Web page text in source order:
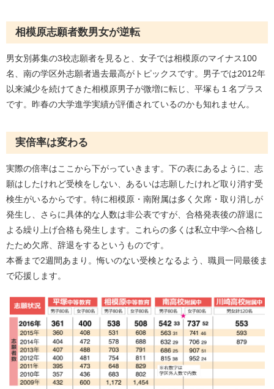
相模原志願者数男女が逆転
男女別募集の3校志願者を見ると、女子では相模原のマイナス100
名、南の学区外志願者過去最高がトピックスです。男子では2012年
以来減少を続けてきた相模原男子が微増に転じ、平塚も１名プラス
です。昨春の大学進学実績が評価されているのかも知れません。
実倍率は変わる
実際の倍率はここから下がっていきます。下の表にあるように、志
願はしたけれど受検をしない、あるいは志願したけれど取り消す受
検生がいるからです。特に相模原・南附属は多く欠席・取り消しが
発生し、さらに具体的な人数は非公表ですが、合格発表後の辞退に
よる繰り上げ合格も発生します。これらの多くは私立中学へ合格し
たため欠席、辞退をするというものです。
本番まで2週間あまり。悔いのない受検となるよう、職員一同最後ま
で応援します。